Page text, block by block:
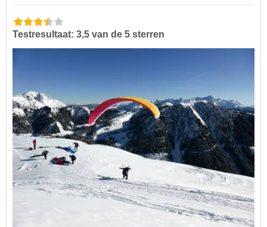
Testresultaat: 3,5 van de 5 sterren